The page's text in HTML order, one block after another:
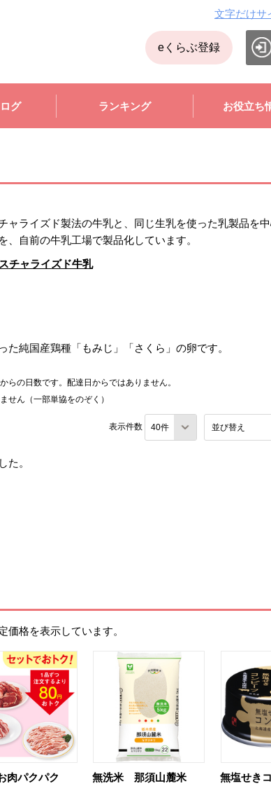
文字だけサ
eくらぶ登録
グ ランキング お役立ち
ャライズド製法の牛乳と、同じ生乳を使った乳製品を
、自前の牛乳工場で製品化しています。
チャライズド牛乳
た純国産鶏種「もみじ」「さくら」の卵です。
の日数です。配達日からではありません。
せん（一部単協をのぞく）
表示件数 並び替え
た。
格を表示しています。
肉パクパク
無洗米 那須山麓米
無塩せき